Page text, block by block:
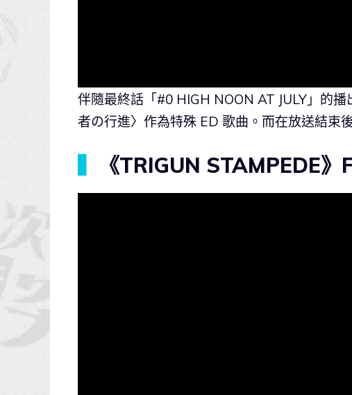
伴隨最終話「#0 HIGH NOON AT JULY」的
者の行進〉作為特殊 ED 歌曲。而在放送結束
《TRIGUN STAMPEDE